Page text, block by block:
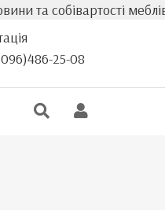
меблів,
25-08